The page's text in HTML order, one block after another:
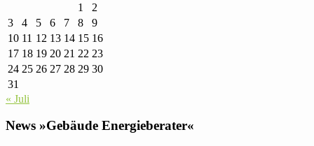
1
2
3
4 5 6 7 8
9
10 11 12 13 14 15 16
17 18 19 20 21 22 23
24 25 26 27 28 29 30
31
« Juli
News »Gebäude Energieberater«